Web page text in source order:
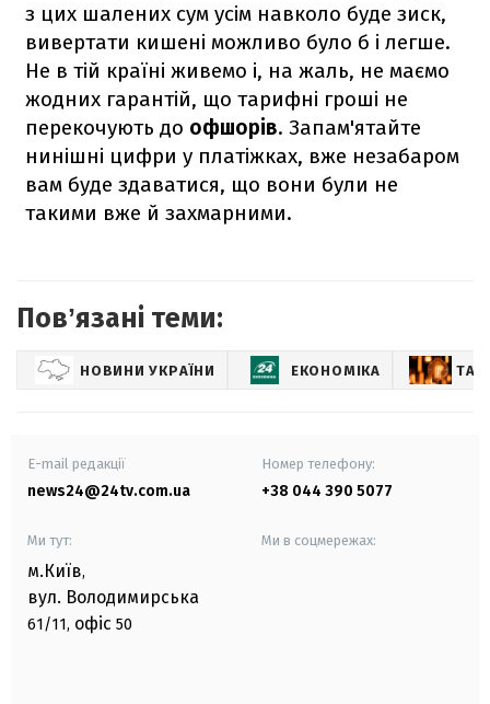
з цих шалених сум усім навколо буде зиск,
вивертати кишені можливо було б і легше.
Не в тій країні живемо і, на жаль, не маємо
жодних гарантій, що тарифні гроші не
перекочують до офшорів. Запам'ятайте
нинішні цифри у платіжках, вже незабаром
вам буде здаватися, що вони були не
такими вже й захмарними.
Повʼязані теми:
НОВИНИ УКРАЇНИ ЕКОНОМІКА
E-mail редакції
news24@24tv.com.ua
Номер телефону:
+38 044 390 5077
Ми тут:
м.Київ,
вул. Володимирська
61/11, офіс 50
Ми в соцмережах: